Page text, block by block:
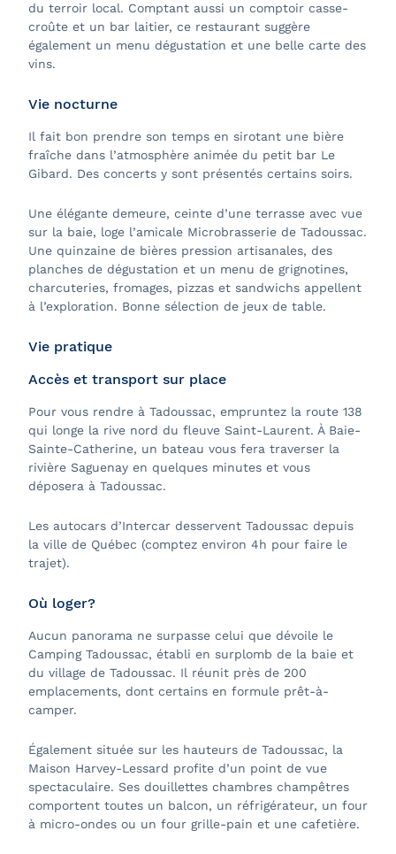
du terroir local. Comptant aussi un comptoir casse-
croûte et un bar laitier, ce restaurant suggère
également un menu dégustation et une belle carte des
vins.
Vie nocturne
Il fait bon prendre son temps en sirotant une bière
fraîche dans l’atmosphère animée du petit bar Le
Gibard. Des concerts y sont présentés certains soirs.
Une élégante demeure, ceinte d’une terrasse avec vue
sur la baie, loge l’amicale Microbrasserie de Tadoussac.
Une quinzaine de bières pression artisanales, des
planches de dégustation et un menu de grignotines,
charcuteries, fromages, pizzas et sandwichs appellent
à l’exploration. Bonne sélection de jeux de table.
Vie pratique
Accès et transport sur place
Pour vous rendre à Tadoussac, empruntez la route 138
qui longe la rive nord du fleuve Saint-Laurent. À Baie-
Sainte-Catherine, un bateau vous fera traverser la
rivière Saguenay en quelques minutes et vous
déposera à Tadoussac.
Les autocars d’Intercar desservent Tadoussac depuis
la ville de Québec (comptez environ 4h pour faire le
trajet).
Où loger?
Aucun panorama ne surpasse celui que dévoile le
Camping Tadoussac, établi en surplomb de la baie et
du village de Tadoussac. Il réunit près de 200
emplacements, dont certains en formule prêt-à-
camper.
Également située sur les hauteurs de Tadoussac, la
Maison Harvey-Lessard profite d’un point de vue
spectaculaire. Ses douillettes chambres champêtres
comportent toutes un balcon, un réfrigérateur, un four
à micro-ondes ou un four grille-pain et une cafetière.